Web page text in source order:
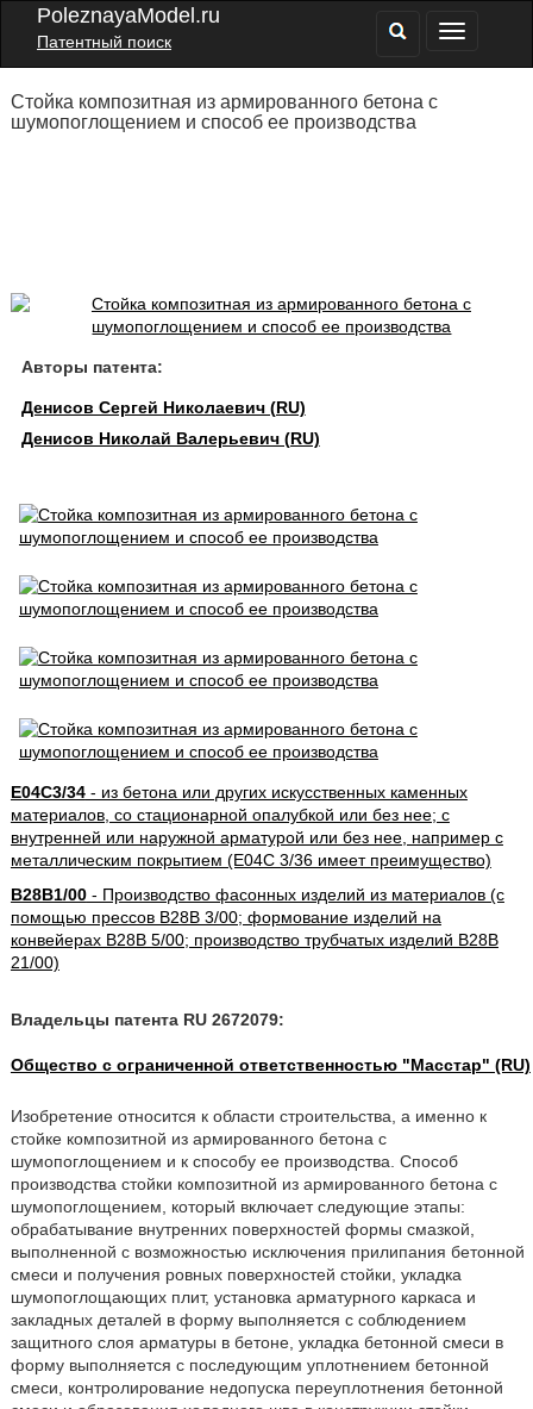
PoleznayaModel.ru
Патентный поиск
Стойка композитная из армированного бетона с
шумопоглощением и способ ее производства
Авторы патента:
Денисов Сергей Николаевич (RU)
Денисов Николай Валерьевич (RU)
E04C3/34- из бетона или других искусственных каменных
материалов, со стационарной опалубкой или без нее; с
внутренней или наружной арматурой или без нее, например с
металлическим покрытием (E04C 3/36 имеет преимущество)
B28B1/00- Производство фасонных изделий из материалов (с
помощью прессов B28B 3/00; формование изделий на
конвейерах B28B 5/00; производство трубчатых изделий B28B
21/00)
Владельцы патента RU 2672079:
Общество с ограниченной ответственностью "Масстар" (RU)
Изобретение относится к области строительства, а именно к
стойке композитной из армированного бетона с
шумопоглощением и к способу ее производства. Способ
производства стойки композитной из армированного бетона с
шумопоглощением, который включает следующие этапы:
обрабатывание внутренних поверхностей формы смазкой,
выполненной с возможностью исключения прилипания бетонной
смеси и получения ровных поверхностей стойки, укладка
шумопоглощающих плит, установка арматурного каркаса и
закладных деталей в форму выполняется с соблюдением
защитного слоя арматуры в бетоне, укладка бетонной смеси в
форму выполняется с последующим уплотнением бетонной
смеси, контролирование недопуска переуплотнения бетонной